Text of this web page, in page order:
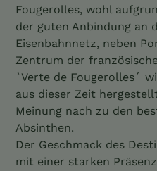
Fougerolles, wohl
der guten Anbindung an
Eisenbahnnetz, neben
Zentrum der
`Verte de Fougerolles´
aus dieser Zeit
Meinung nach zu den
Absinthen.
Der Geschmack des
mit einer starken